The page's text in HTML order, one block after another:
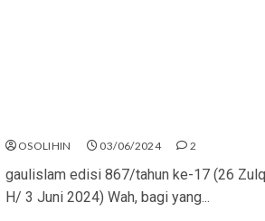
OSOLIHIN 03/06/2024 2
gaulislam edisi 867/tahun ke-17 (26
H/ 3 Juni 2024) Wah, bagi yang...